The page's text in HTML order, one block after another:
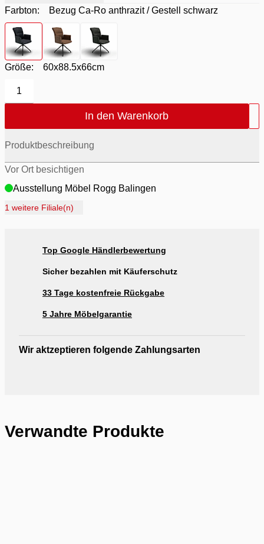
Farbton:
Bezug Ca-Ro anthrazit / Gestell schwarz
Farbton
- Bezug Ca-Ro anthrazit / Gestell schwarz
Farbton - Bezug Ma-Mo braun / Gestell schwarz
Farbton
Größe: 60x88.5x66cm
1
In den Warenkorb
Produktbeschreibung
Vor Ort besichtigen
Ausstellung Möbel Rogg Balingen
Ausstellung Rogg Discount Balingen
Ausstellung Möbel Rogg Reutlingen
1 weitere Filiale(n)
Top Google Händlerbewertung
Sicher bezahlen mit Käuferschutz
33 Tage kostenfreie Rückgabe
5 Jahre Möbelgarantie
Wir aktzeptieren folgende Zahlungsarten
Verwandte Produkte